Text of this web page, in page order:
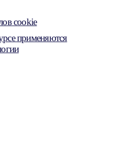
cookie
применяются